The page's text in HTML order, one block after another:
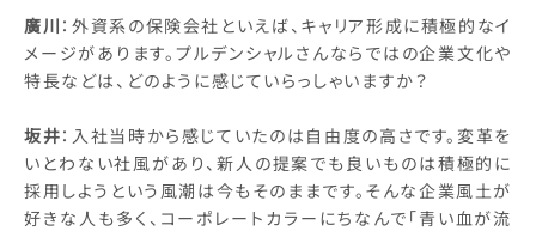
廣川 ：外資系の保険会社といえば、キャリア形成に積極的なイ
メージがあります。プルデンシャルさんならではの企業文化や
特長などは、どのように感じていらっしゃいますか？
坂井：入社当時から感じていたのは自由度の高さです。変革を
いとわない社風があり、新人の提案でも良いものは積極的に
採用しようという風潮は今もそのままです。そんな企業風土が
好きな人も多く、コーポレートカラーにちなんで「青い血が流